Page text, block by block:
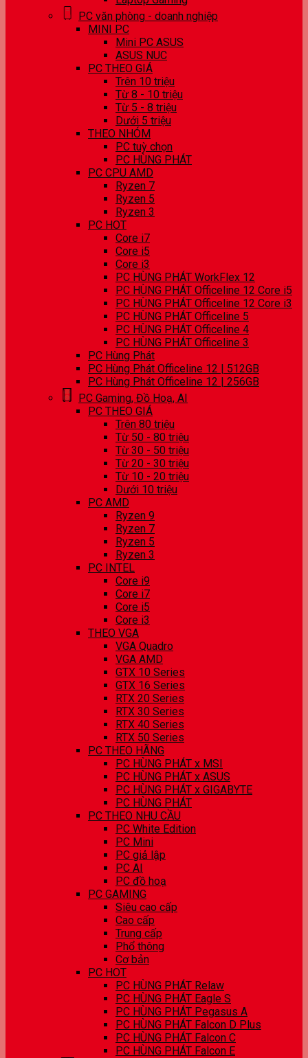
PC văn phòng - doanh nghiệp
MINI PC
Mini PC ASUS
ASUS NUC
PC THEO GIÁ
Trên 10 triệu
Từ 8 - 10 triệu
Từ 5 - 8 triệu
Dưới 5 triệu
THEO NHÓM
PC tuỳ chọn
PC HÙNG PHÁT
PC CPU AMD
Ryzen 7
Ryzen 5
Ryzen 3
PC HOT
Core i7
Core i5
Core i3
PC HÙNG PHÁT WorkFlex 12
PC HÙNG PHÁT Officeline 12 Core i5
PC HÙNG PHÁT Officeline 12 Core i3
PC HÙNG PHÁT Officeline 5
PC HÙNG PHÁT Officeline 4
PC HÙNG PHÁT Officeline 3
PC Hùng Phát
PC Hùng Phát Officeline 12 | 512GB
PC Hùng Phát Officeline 12 | 256GB
PC Gaming, Đồ Hoạ, AI
PC THEO GIÁ
Trên 80 triệu
Từ 50 - 80 triệu
Từ 30 - 50 triệu
Từ 20 - 30 triệu
Từ 10 - 20 triệu
Dưới 10 triệu
PC AMD
Ryzen 9
Ryzen 7
Ryzen 5
Ryzen 3
PC INTEL
Core i9
Core i7
Core i5
Core i3
THEO VGA
VGA Quadro
VGA AMD
GTX 10 Series
GTX 16 Series
RTX 20 Series
RTX 30 Series
RTX 40 Series
RTX 50 Series
PC THEO HÃNG
PC HÙNG PHÁT x MSI
PC HÙNG PHÁT x ASUS
PC HÙNG PHÁT x GIGABYTE
PC HÙNG PHÁT
PC THEO NHU CẦU
PC White Edition
PC Mini
PC giả lập
PC AI
PC đồ hoạ
PC GAMING
Siêu cao cấp
Cao cấp
Trung cấp
Phổ thông
Cơ bản
PC HOT
PC HÙNG PHÁT Relaw
PC HÙNG PHÁT Eagle S
PC HÙNG PHÁT Pegasus A
PC HÙNG PHÁT Falcon D Plus
PC HÙNG PHÁT Falcon C
PC HÙNG PHÁT Falcon E